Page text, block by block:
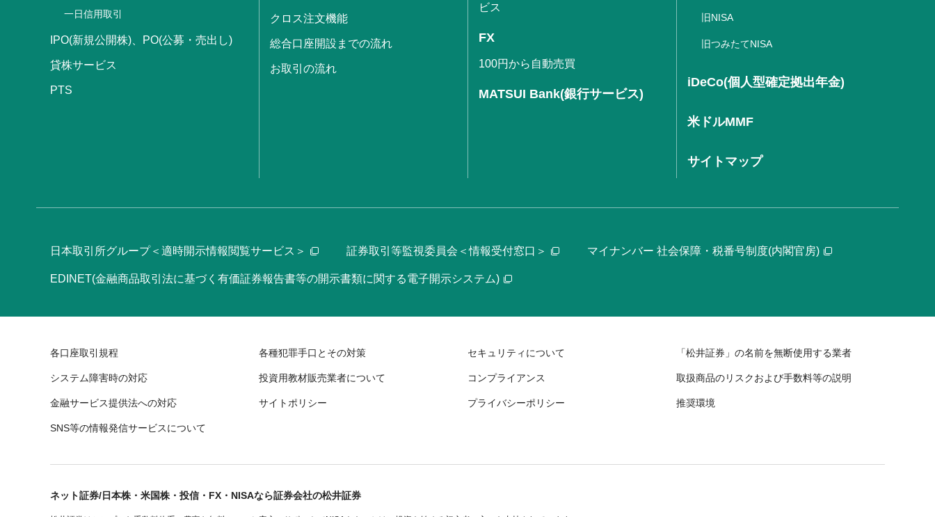
一日信用取引
IPO(新規公開株)、PO(公募・売出し)
貸株サービス
PTS
クロス注文機能
総合口座開設までの流れ
お取引の流れ
ビス
FX
100円から自動売買
MATSUI Bank(銀行サービス)
旧NISA
旧つみたてNISA
iDeCo(個人型確定拠出年金)
米ドルMMF
サイトマップ
日本取引所グループ＜適時開示情報閲覧サービス＞ 証券取引等監視委員会＜情報受付窓口＞ マイナンバー 社会保障・税番号制度(内閣官房)
EDINET(金融商品取引法に基づく有価証券報告書等の開示書類に関する電子開示システム)
各口座取引規程 各種犯罪手口とその対策 セキュリティについて 「松井証券」の名前を無断使用する業者
システム障害時の対応 投資用教材販売業者について コンプライアンス 取扱商品のリスクおよび手数料等の説明
金融サービス提供法への対応 サイトポリシー プライバシーポリシー 推奨環境
SNS等の情報発信サービスについて
ネット証券/日本株・米国株・投信・FX・NISAなら証券会社の松井証券